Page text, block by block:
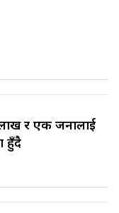
र एक जनालाई
हुँदै